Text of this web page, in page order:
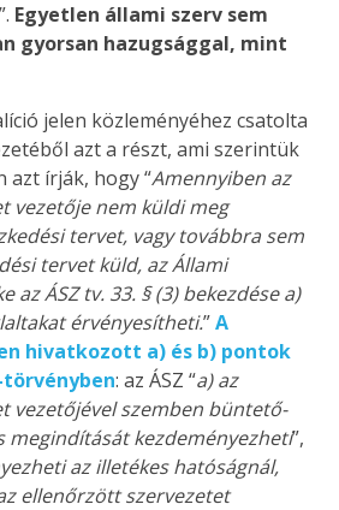
Egyetlen állami szerv sem
gyorsan hazugsággal, mint
jelen közleményéhez csatolta
azt a részt, ami szerintük
azt írják, hogy “Amennyiben az
vezetője nem küldi meg
tervet, vagy továbbra sem
tervet küld, az Állami
az ÁSZ tv. 33. § (3) bekezdése a)
érvényesítheti.”A
hivatkozott a) és b) pontok
törvényben: az ÁSZ “a) az
vezetőjével szemben büntető-
megindítását kezdeményezheti”,
az illetékes hatóságnál,
ellenőrzött szervezetet